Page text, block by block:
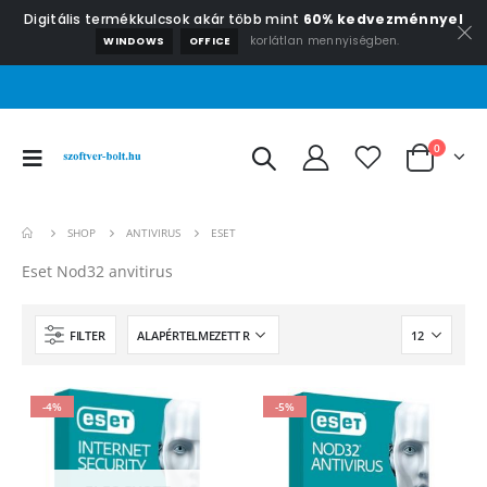
Digitális termékkulcsok akár több mint 60% kedvezménnyel
WINDOWS OFFICE korlátlan mennyiségben.
0
SHOP ANTIVIRUS ESET
Eset Nod32 anvitirus
FILTER
-4% -5%